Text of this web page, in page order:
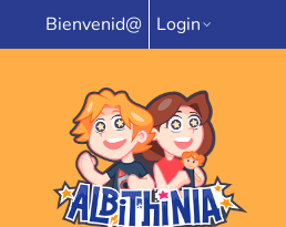
Bienvenid@ Login